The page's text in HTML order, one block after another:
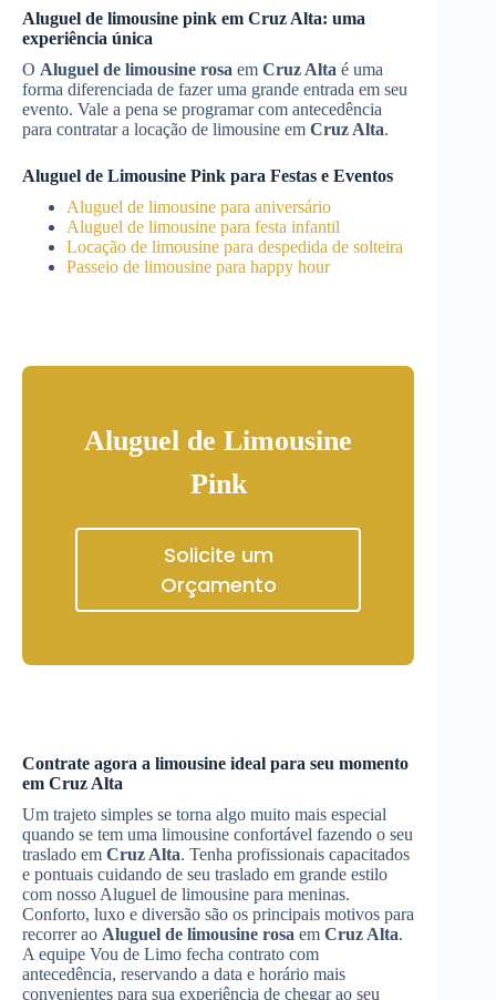
Aluguel de limousine pink em Cruz Alta: uma
experiência única
O Aluguel de limousine rosa em Cruz Alta é uma
forma diferenciada de fazer uma grande entrada em seu
evento. Vale a pena se programar com antecedência
para contratar a locação de limousine em Cruz Alta.
Aluguel de Limousine Pink para Festas e Eventos
Aluguel de limousine para aniversário
Aluguel de limousine para festa infantil
Locação de limousine para despedida de solteira
Passeio de limousine para happy hour
Aluguel de Limousine
Pink
Solicite um
Orçamento
Contrate agora a limousine ideal para seu momento
em Cruz Alta
Um trajeto simples se torna algo muito mais especial
quando se tem uma limousine confortável fazendo o seu
traslado em Cruz Alta. Tenha profissionais capacitados
e pontuais cuidando de seu traslado em grande estilo
com nosso Aluguel de limousine para meninas.
Conforto, luxo e diversão são os principais motivos para
recorrer ao Aluguel de limousine rosa em Cruz Alta.
A equipe Vou de Limo fecha contrato com
antecedência, reservando a data e horário mais
convenientes para sua experiência de chegar ao seu